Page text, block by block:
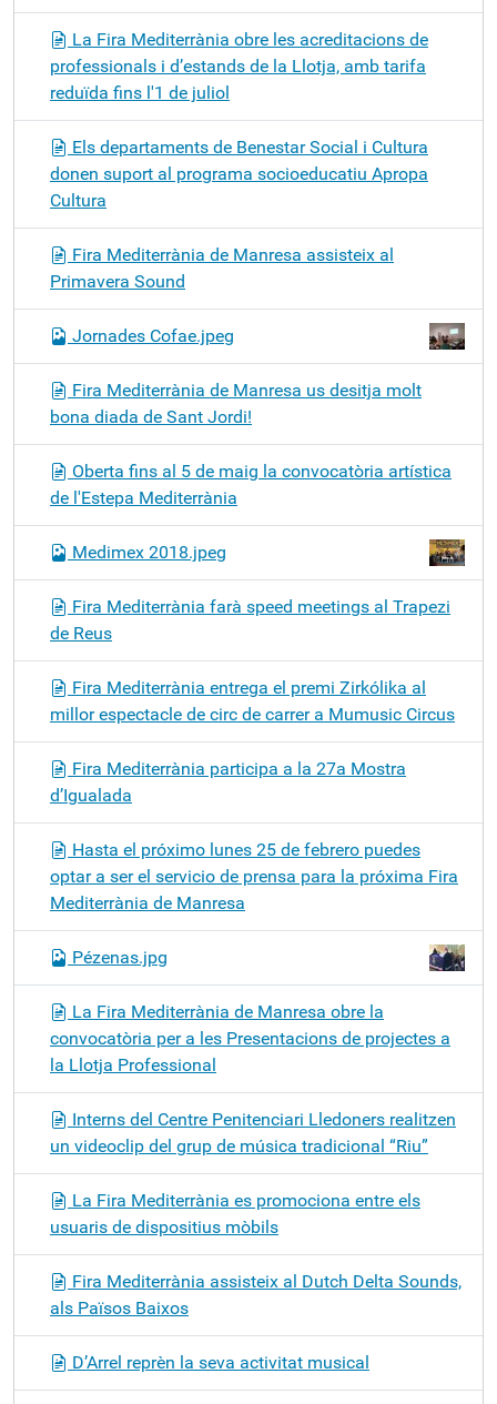
La Fira Mediterrània obre les acreditacions de
professionals i d’estands de la Llotja, amb tarifa
reduïda fins l'1 de juliol
Els departaments de Benestar Social i Cultura
donen suport al programa socioeducatiu Apropa
Cultura
Fira Mediterrània de Manresa assisteix al
Primavera Sound
Jornades Cofae.jpeg
Fira Mediterrània de Manresa us desitja molt
bona diada de Sant Jordi!
Oberta fins al 5 de maig la convocatòria artística
de l'Estepa Mediterrània
Medimex 2018.jpeg
Fira Mediterrània farà speed meetings al Trapezi
de Reus
Fira Mediterrània entrega el premi Zirkólika al
millor espectacle de circ de carrer a Mumusic Circus
Fira Mediterrània participa a la 27a Mostra
d’Igualada
Hasta el próximo lunes 25 de febrero puedes
optar a ser el servicio de prensa para la próxima Fira
Mediterrània de Manresa
Pézenas.jpg
La Fira Mediterrània de Manresa obre la
convocatòria per a les Presentacions de projectes a
la Llotja Professional
Interns del Centre Penitenciari Lledoners realitzen
un videoclip del grup de música tradicional “Riu”
La Fira Mediterrània es promociona entre els
usuaris de dispositius mòbils
Fira Mediterrània assisteix al Dutch Delta Sounds,
als Països Baixos
D’Arrel reprèn la seva activitat musical